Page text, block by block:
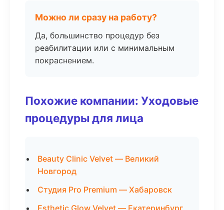
Можно ли сразу на работу?
Да, большинство процедур без
реабилитации или с минимальным
покраснением.
Похожие компании: Уходовые
процедуры для лица
Beauty Clinic Velvet — Великий
Новгород
Студия Pro Premium — Хабаровск
Esthetic Glow Velvet — Екатеринбург